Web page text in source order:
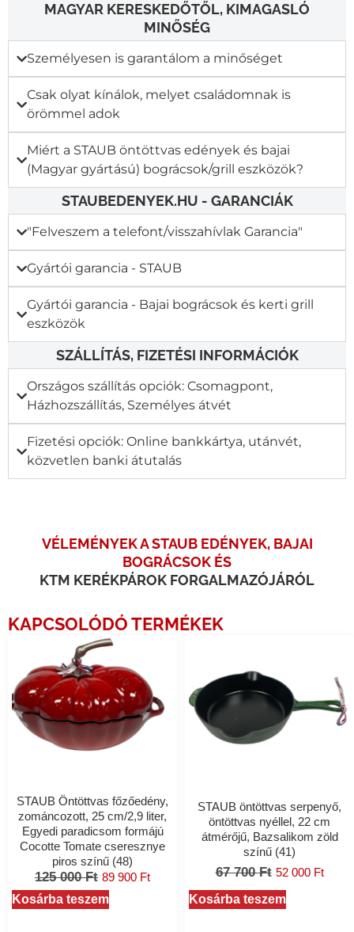
MAGYAR KERESKEDŐTŐL, KIMAGASLÓ
MINŐSÉG
Személyesen is garantálom a minőséget
Csak olyat kínálok, melyet családomnak is
örömmel adok
Miért a STAUB öntöttvas edények és bajai
(Magyar gyártású) bográcsok/grill eszközök?
STAUBEDENYEK.HU - GARANCIÁK
"Felveszem a telefont/visszahívlak Garancia"​
Gyártói garancia - STAUB
Gyártói garancia - Bajai bográcsok és kerti grill
eszközök
SZÁLLÍTÁS, FIZETÉSI INFORMÁCIÓK
Országos szállítás opciók: Csomagpont,
Házhozszállítás, Személyes átvét
Fizetési opciók: Online bankkártya, utánvét,
közvetlen banki átutalás
VÉLEMÉNYEK A STAUB EDÉNYEK, BAJAI
BOGRÁCSOK ÉS
KTM KERÉKPÁROK FORGALMAZÓJÁRÓL
KAPCSOLÓDÓ TERMÉKEK
STAUB Öntöttvas főzőedény,
zománcozott, 25 cm/2,9 liter,
Egyedi paradicsom formájú
Cocotte Tomate cseresznye
piros színű (48)
125 000Ft 89 900 Ft
Kosárba teszem
STAUB öntöttvas serpenyő,
öntöttvas nyéllel, 22 cm
átmérőjű, Bazsalikom zöld
színű (41)
67 700Ft 52 000 Ft
Kosárba teszem